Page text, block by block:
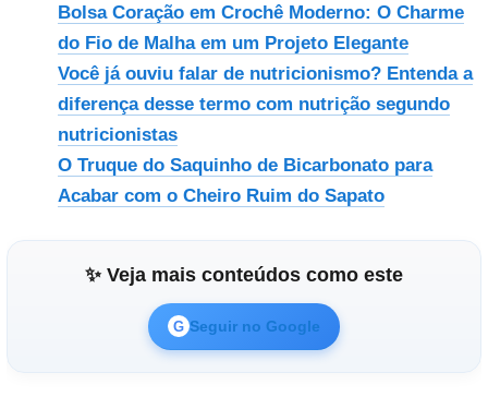
Bolsa Coração em Crochê Moderno: O Charme
do Fio de Malha em um Projeto Elegante
Você já ouviu falar de nutricionismo? Entenda a
diferença desse termo com nutrição segundo
nutricionistas
O Truque do Saquinho de Bicarbonato para
Acabar com o Cheiro Ruim do Sapato
✨ Veja mais conteúdos como este
G Seguir no Google